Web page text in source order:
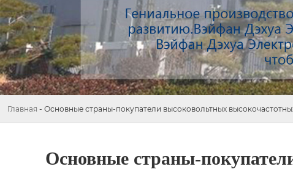
Главная - Основные страны-покупатели высоковольтных
Основные страны-